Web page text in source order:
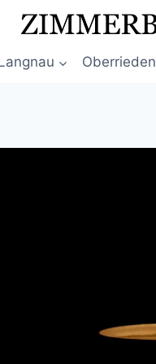
Oberrieden